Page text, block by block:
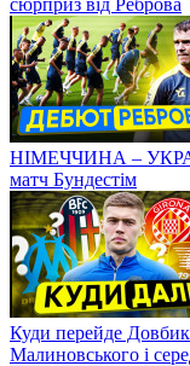
НІМЕЧЧИНА –
матч Бундестім
Куди перейде
Малиновського і